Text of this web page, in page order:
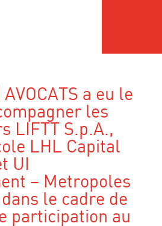
a eu le
les
LIFTT S.p.A.,
LHL Capital
UI
– Metropoles
le cadre de
participation au